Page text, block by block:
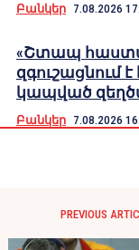
Բանկեր 7.08.2026
«Շտապ
զգուշացնում
կապված
Բանկեր 7.08.2026
PREVIOUS